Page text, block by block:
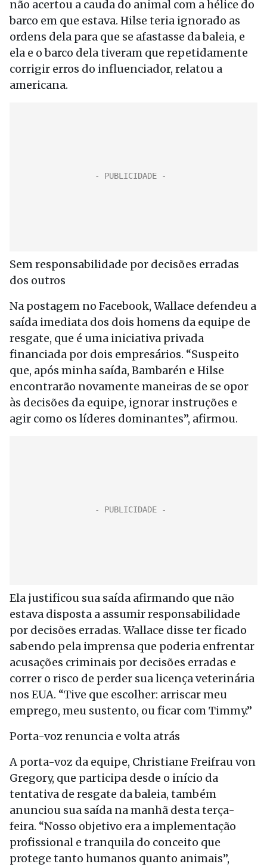
não acertou a cauda do animal com a hélice do
barco em que estava. Hilse teria ignorado as
ordens dela para que se afastasse da baleia, e
ela e o barco dela tiveram que repetidamente
corrigir erros do influenciador, relatou a
americana.
Sem responsabilidade por decisões erradas
dos outros
Na postagem no Facebook, Wallace defendeu a
saída imediata dos dois homens da equipe de
resgate, que é uma iniciativa privada
financiada por dois empresários. “Suspeito
que, após minha saída, Bambarén e Hilse
encontrarão novamente maneiras de se opor
às decisões da equipe, ignorar instruções e
agir como os líderes dominantes”, afirmou.
Ela justificou sua saída afirmando que não
estava disposta a assumir responsabilidade
por decisões erradas. Wallace disse ter ficado
sabendo pela imprensa que poderia enfrentar
acusações criminais por decisões erradas e
correr o risco de perder sua licença veterinária
nos EUA. “Tive que escolher: arriscar meu
emprego, meu sustento, ou ficar com Timmy.”
Porta-voz renuncia e volta atrás
A porta-voz da equipe, Christiane Freifrau von
Gregory, que participa desde o início da
tentativa de resgate da baleia, também
anunciou sua saída na manhã desta terça-
feira. “Nosso objetivo era a implementação
profissional e tranquila do conceito que
protege tanto humanos quanto animais”,